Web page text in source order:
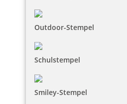
Outdoor-Stempel
Schulstempel
Smiley-Stempel